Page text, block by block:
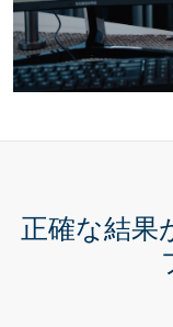
正確な結果